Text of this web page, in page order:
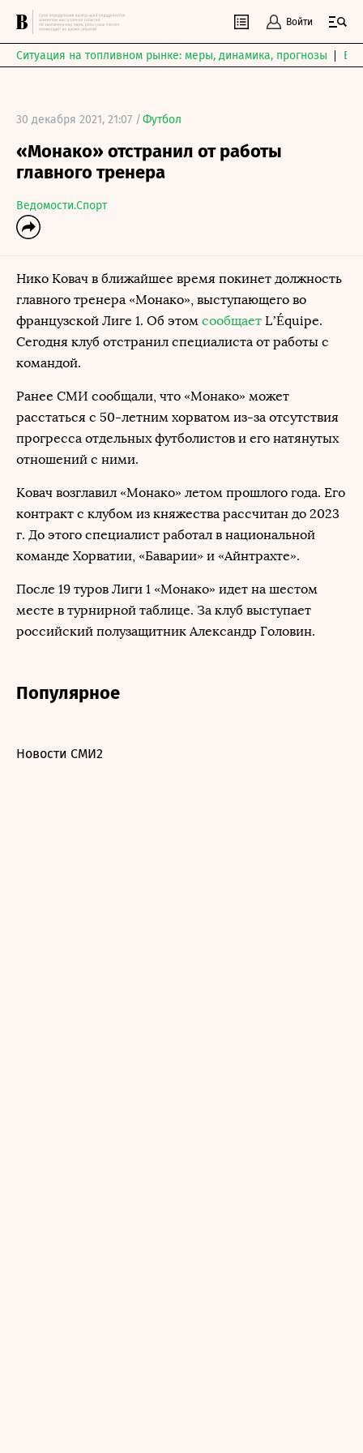
Войти
Ситуация на топливном рынке: меры, динамика, прогнозы
30 декабря 2021, 21:07 /Футбол
«Монако» отстранил от работы
главного тренера
Ведомости.Спорт
Нико Ковач в ближайшее время покинет должность
главного тренера «Монако», выступающего во
французской Лиге 1. Об этом сообщает L’Équipe.
Сегодня клуб отстранил специалиста от работы с
командой.
Ранее СМИ сообщали, что «Монако» может
расстаться с 50-летним хорватом из-за отсутствия
прогресса отдельных футболистов и его натянутых
отношений с ними.
Ковач возглавил «Монако» летом прошлого года. Его
контракт с клубом из княжества рассчитан до 2023
г. До этого специалист работал в национальной
команде Хорватии, «Баварии» и «Айнтрахте».
После 19 туров Лиги 1 «Монако» идет на шестом
месте в турнирной таблице. За клуб выступает
российский полузащитник Александр Головин.
Популярное
Новости СМИ2